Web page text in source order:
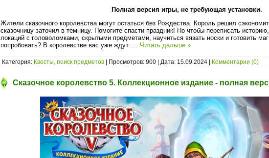
Полная версия игры, не требующая установки.
Жители сказочного королевства могут остаться без Рождества. Король решил
сказочницу заточил в темницу. Помогите спасти праздник! Но чтобы переписать
локаций с головоломками, скрытыми предметами, научиться вязать носки и готовить
попробовать? В королевстве вас уже ждут. ... Читать дальше »
Категория: Квесты, поиск предметов | Просмотров: 900 | Дата: 15.09.2024 | Комментарии (0)
Сказочное королевство 5. Коллекционное издание - полная